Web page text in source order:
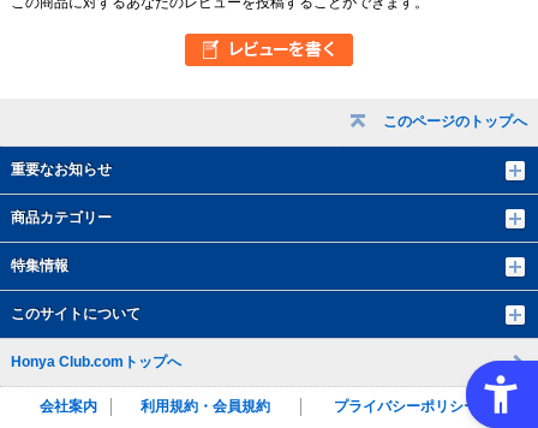
このページのトップへ
重要なお知らせ
商品カテゴリー
特集情報
このサイトについて
Honya Club.comトップへ
会社案内 利用規約・会員規約
プライバシーポリシー